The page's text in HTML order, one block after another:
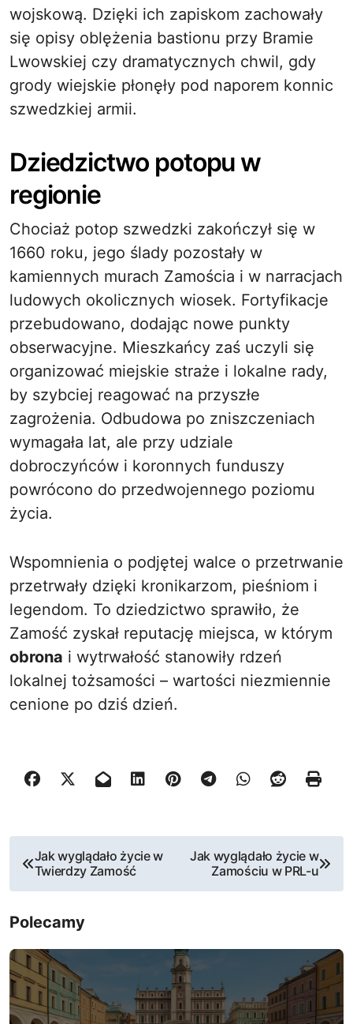
wojskową. Dzięki ich zapiskom zachowały
się opisy oblężenia bastionu przy Bramie
Lwowskiej czy dramatycznych chwil, gdy
grody wiejskie płonęły pod naporem konnic
szwedzkiej armii.
Dziedzictwo potopu w
regionie
Chociaż potop szwedzki zakończył się w
1660 roku, jego ślady pozostały w
kamiennych murach Zamościa i w narracjach
ludowych okolicznych wiosek. Fortyfikacje
przebudowano, dodając nowe punkty
obserwacyjne. Mieszkańcy zaś uczyli się
organizować miejskie straże i lokalne rady,
by szybciej reagować na przyszłe
zagrożenia. Odbudowa po zniszczeniach
wymagała lat, ale przy udziale
dobroczyńców i koronnych funduszy
powrócono do przedwojennego poziomu
życia.
Wspomnienia o podjętej walce o przetrwanie
przetrwały dzięki kronikarzom, pieśniom i
legendom. To dziedzictwo sprawiło, że
Zamość zyskał reputację miejsca, w którym
obrona i wytrwałość stanowiły rdzeń
lokalnej tożsamości – wartości niezmiennie
cenione po dziś dzień.
N
a
w
i
g
a
Jak wyglądało życie w
Twierdzy Zamość
Jak wyglądało życie w
Zamościu w PRL-u
Polecamy